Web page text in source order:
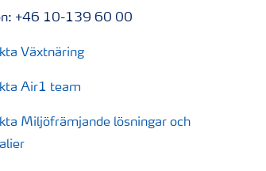
+46 10-139 60 00
Växtnäring
Air1 team
Miljöfrämjande lösningar och